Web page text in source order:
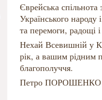
Єврейська
Українського народу
та перемоги, радощі
Нехай Всевишній у
рік, а вашим рідним
благополуччя.
Петро ПОРОШЕНКО